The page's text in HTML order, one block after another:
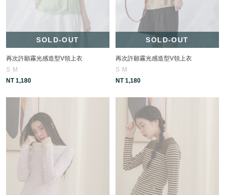
SOLD-OUT
再次許願霧光感造型V領上衣
S M
NT 1,180
SOLD-OUT
再次許願霧光感造型V領上衣
S M
NT 1,180